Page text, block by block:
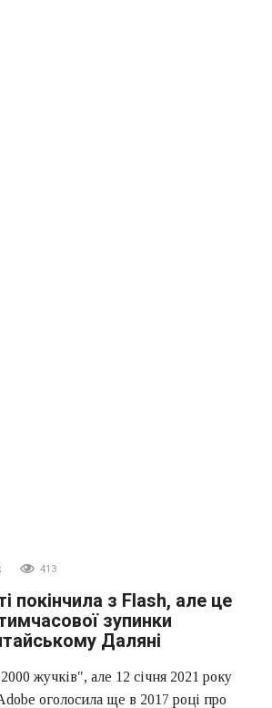
413
покінчила з Flash, але це
зупинки
Даляні
жучків", але 12 січня 2021 року
оголосила ще в 2017 році про